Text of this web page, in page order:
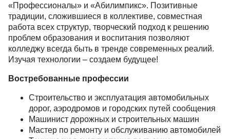
«Профессионалы» и «Абилимпикс». Позитивные
традиции, сложившиеся в коллективе, совместная
работа всех структур, творческий подход к решению
проблем образования и воспитания позволяют
колледжу всегда быть в тренде современных реалий.
Изучая технологии – создаем будущее!
Востребованные профессии
Строительство и эксплуатация автомобильных
дорог, аэродромов и городских путей сообщения
Машинист дорожных и строительных машин
Мастер по ремонту и обслуживанию автомобилей